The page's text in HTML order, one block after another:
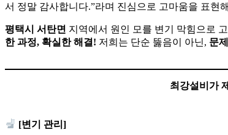
서 정말 감사합니다.”라며 진심으로 고마움을 표현
평택시 서탄면 지역에서 원인 모를 변기 막힘으로
한 과정, 확실한 해결! 저희는 단순 뚫음이 아닌, 문
최강설비가
[변기 관리]